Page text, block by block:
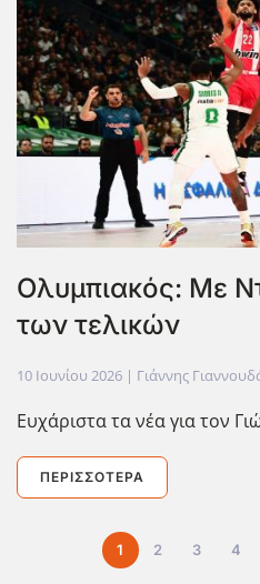
Ολυμπιακός: Με
των τελικών
10 Ιουνίου 2026 | Γιάννης
Ευχάριστα τα νέα για τον
ΠΕΡΙΣΣΌΤΕΡΑ
1 2 3 4